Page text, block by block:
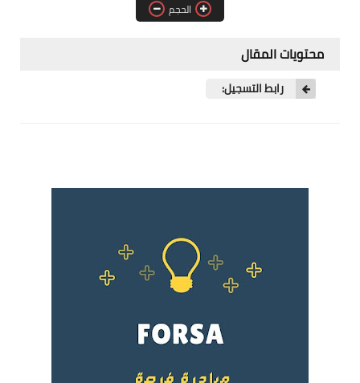
فرص عمل في العراقالحجم
محتويات المقال
رابط التسجيل: